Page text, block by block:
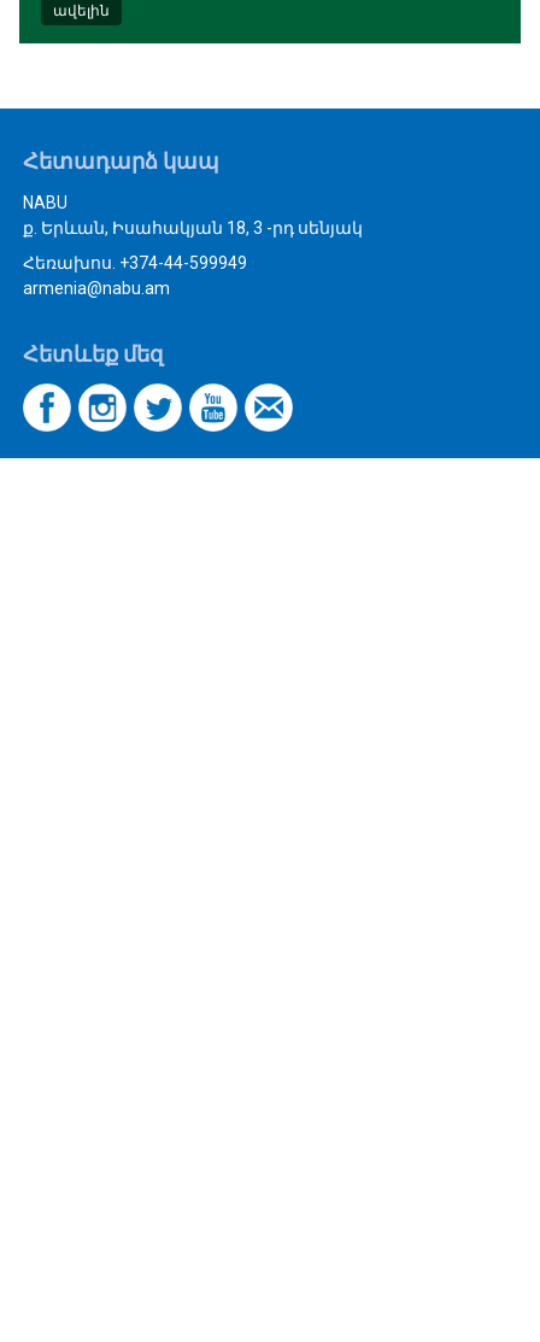
ավելին
Հետադարձ կապ
NABU
ք. Երևան, Իսահակյան 18, 3 -րդ սենյակ
Հեռախոս. +374-44-599949
armenia@nabu.am
Հետևեք մեզ